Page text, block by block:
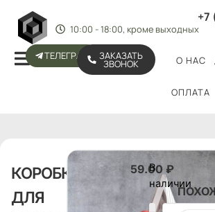
+7
10:00 - 18:00, кроме выходных
ТЕЛЕГРАМ ЗАКАЗАТЬ
ЗВОНОК О НАС
ОПЛАТА
КОРОБКА
ДЛЯ
59.00₽
В
наличии